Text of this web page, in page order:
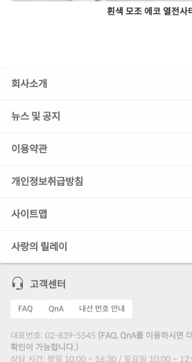
흰색 모조 에코 열전사
회사소개
뉴스 및 공지
이용약관
개인정보취급방침
사이트맵
사랑의 릴레이
고객센터
FAQ QnA 내선 번호 안내
대표번호: 02-839-5545 (FAQ, QnA를 이용하시면
확인이 가능합니다.)
상담 시간: 평일 10:00 ~ 16:30 / 토요일 10:00 ~